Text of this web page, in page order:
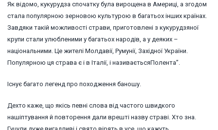
Як відомо, кукурудза спочатку була вирощена в Америці, а згодом
стала популярною зерновою культурою в багатьох інших країнах.
Завдяки такій можливості страви, приготовлені з кукурудзяної
крупи стали улюбленими у багатьох народів, а у деяких –
національними. Це жителі Молдавії, Румунії, Західної України.
Популярною ця страва є і в Італії, і називаєтьсяПолента”.
Існує багато легенд про походження баношу.
Дехто каже, що якісь певні слова від частого швидкого
нашіптування й повторення дали врешті назву страві. Хто зна.
Гуцули дуже вигадливі і свято вірять в усе, що кажуть…